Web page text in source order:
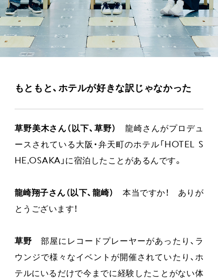
もともと、ホテルが好きな訳じゃなかった
草野美木さん（以下、草野）
龍崎さんがプロデュ
ースされている大阪・弁天町のホテル「HOTEL S
HE,OSAKA」に宿泊したことがあるんです。
龍崎翔子さん（以下、龍崎）
本当ですか！ ありが
とうございます！
草野 部屋にレコードプレーヤーがあったり、ラ
ウンジで様々なイベントが開催されていたり、ホ
テルにいるだけで今までに経験したことがない体